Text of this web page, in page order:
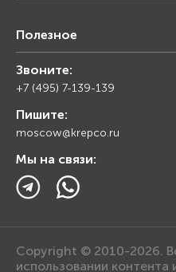
Снабжение строительства
Торговым организациям
Полезное
Калькулятор
Прайс лист
Ответы на вопросы
Блог
Звоните:
+7 (495) 7-139-139
Пишите:
moscow@krepco.ru
Мы на связи:
Copyright © 2010-2026.
использовании контента